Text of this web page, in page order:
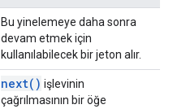
Bu yinelemeye daha sonra
devam etmek için
kullanılabilecek bir jeton alır.
next( ) işlevinin
çağrılmasının bir öğe